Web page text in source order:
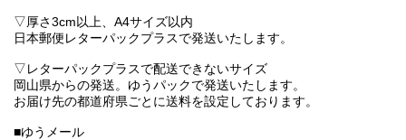
▽厚さ3cm以上、A4サイズ以内
日本郵便レターパックプラスで発送いたします。
▽レターパックプラスで配送できないサイズ
岡山県からの発送。ゆうパックで発送いたします。
お届け先の都道府県ごとに送料を設定しております。
■ゆうメール